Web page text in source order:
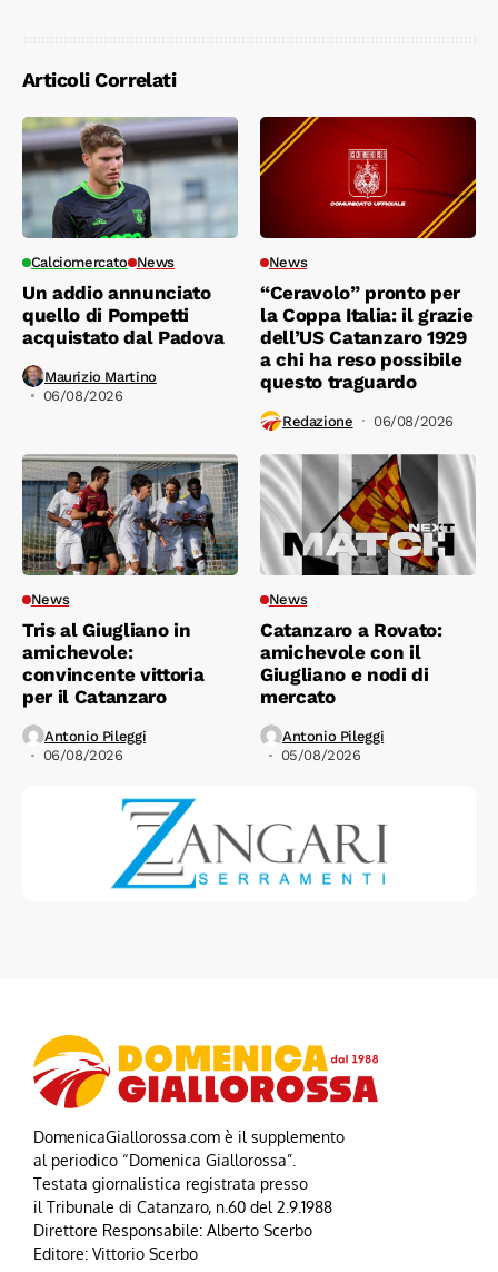
Articoli Correlati
Calciomercato News
Un addio annunciato
quello di Pompetti
acquistato dal Padova
Maurizio Martino
06/08/2026
News
“Ceravolo” pronto per
la Coppa Italia: il grazie
dell’US Catanzaro 1929
a chi ha reso possibile
questo traguardo
Redazione 06/08/2026
News
Tris al Giugliano in
amichevole:
convincente vittoria
per il Catanzaro
Antonio Pileggi
06/08/2026
News
Catanzaro a Rovato:
amichevole con il
Giugliano e nodi di
mercato
Antonio Pileggi
05/08/2026
DomenicaGiallorossa.com è il supplemento
al periodico “Domenica Giallorossa”.
Testata giornalistica registrata presso
il Tribunale di Catanzaro, n.60 del 2.9.1988
Direttore Responsabile: Alberto Scerbo
Editore: Vittorio Scerbo